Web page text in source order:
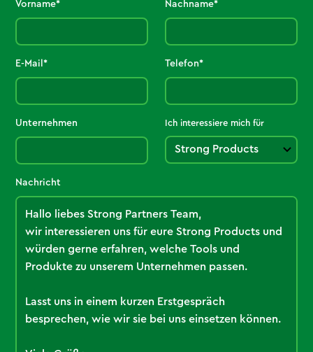
Vorname* Nachname*
E-Mail* Telefon*
Unternehmen Ich interessiere mich für
Nachricht